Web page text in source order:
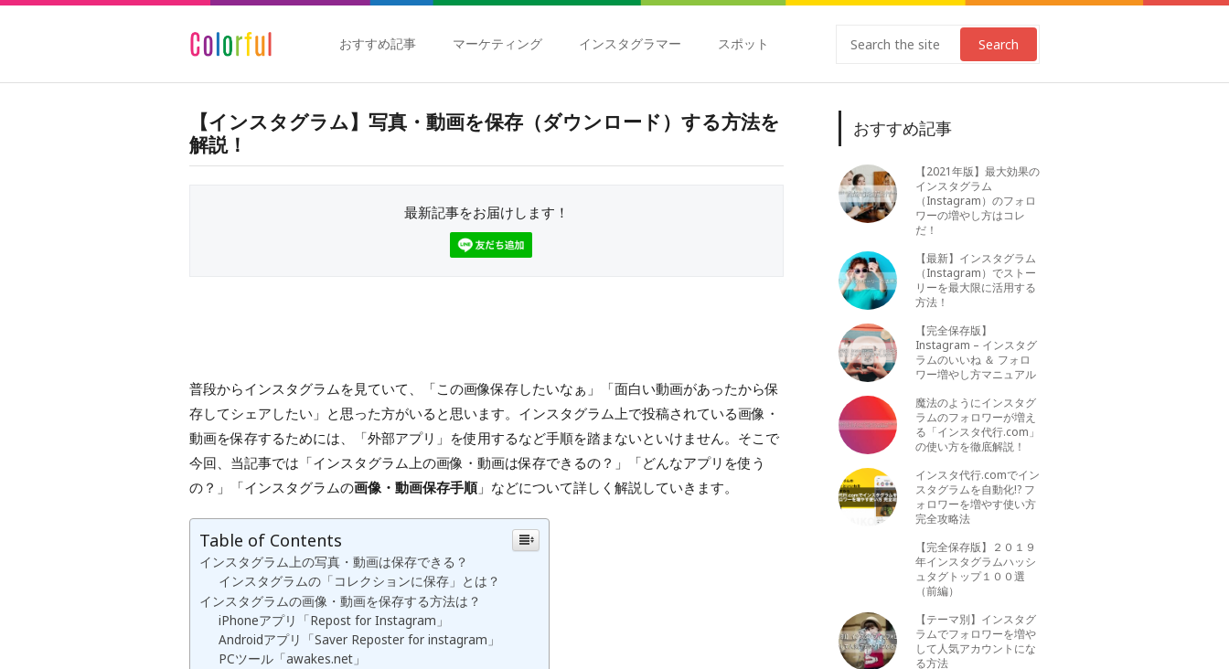
おすすめ記事 マーケティング インスタグラマー スポット Search
【インスタグラム】写真・動画を保存（ダウンロード）する方法を
解説！
最新記事をお届けします！
普段からインスタグラムを見ていて、「この画像保存したいなぁ」「面白い動画があったから保
存してシェアしたい」と思った方がいると思います。インスタグラム上で投稿されている画像・
動画を保存するためには、「外部アプリ」を使用するなど手順を踏まないといけません。 そこで
今回、 当記事では「インスタグラム上の画像・動画は保存できるの？」「どんなアプリを使う
の？」「インスタグラムの画像・動画保存手順」などについて詳しく解説していきます。
Table of Contents
インスタグラム上の写真・動画は保存できる？
インスタグラムの「コレクションに保存」とは？
インスタグラムの画像・動画を保存する方法は？
iPhoneアプリ「Repost for Instagram」
Androidアプリ「Saver Reposter for instagram」
PCツール「awakes.net」
おすすめ記事
【2021年版】最大効果の
インスタグラム
（Instagram）のフォロ
ワーの増やし方はコレ
だ！
【最新】インスタグラム
（Instagram）でストー
リーを最大限に活用する
方法！
【完全保存版】
Instagram – インスタグ
ラムのいいね ＆ フォロ
ワー増やし方マニュアル
魔法のようにインスタグ
ラムのフォロワーが増え
る「インスタ代行.com」
の使い方を徹底解説！
インスタ代行.comでイン
スタグラムを自動化!? フ
ォロワーを増やす使い方
完全攻略法
【完全保存版】２０１９
年インスタグラムハッシ
ュタグトップ１００選
（前編）
【テーマ別】インスタグ
ラムでフォロワーを増や
して人気アカウントにな
る方法